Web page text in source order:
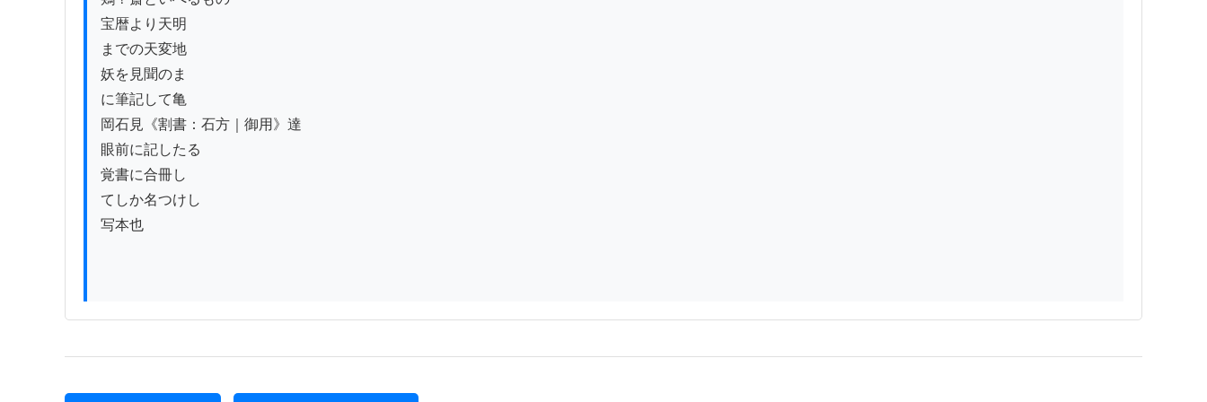
宝暦より天明
までの天変地
妖を見聞のまゝ
に筆記して亀
岡石見《割書：石方｜御用》達
眼前に記したる
覚書に合冊し
てしか名つけし
写本也